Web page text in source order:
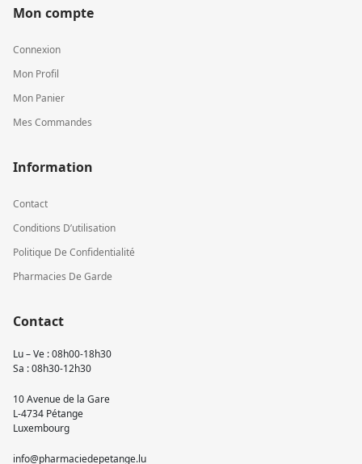
Mon compte
Connexion
Mon Profil
Mon Panier
Mes Commandes
Information
Contact
Conditions D’utilisation
Politique De Confidentialité
Pharmacies De Garde
Contact
Lu – Ve : 08h00-18h30
Sa : 08h30-12h30
10 Avenue de la Gare
L-4734 Pétange
Luxembourg
info@pharmaciedepetange.lu